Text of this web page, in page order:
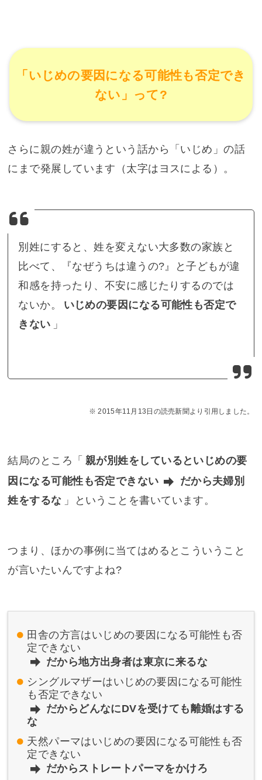
「いじめの要因になる可能性も否定でき
ない」って?
さらに親の姓が違うという話から「いじめ」の話
にまで発展しています（太字はヨスによる）。
別姓にすると、姓を変えない大多数の家族と
比べて、『なぜうちは違うの?』と子どもが違
和感を持ったり、不安に感じたりするのでは
ないか。
いじめの要因になる可能性も否定で
きない 」
2015年11月13日の読売新聞より引用しました。
結局のところ「 親が別姓をしているといじめの要
因になる可能性も否定できない
だから夫婦別
姓をするな 」ということを書いています。
つまり、ほかの事例に当てはめるとこういうこと
が言いたいんですよね?
田舎の方言はいじめの要因になる可能性も否
定できない
だから地方出身者は東京に来るな
シングルマザーはいじめの要因になる可能性
も否定できない
だからどんなにDVを受けても離婚はする
な
天然パーマはいじめの要因になる可能性も否
定できない
だからストレートパーマをかけろ